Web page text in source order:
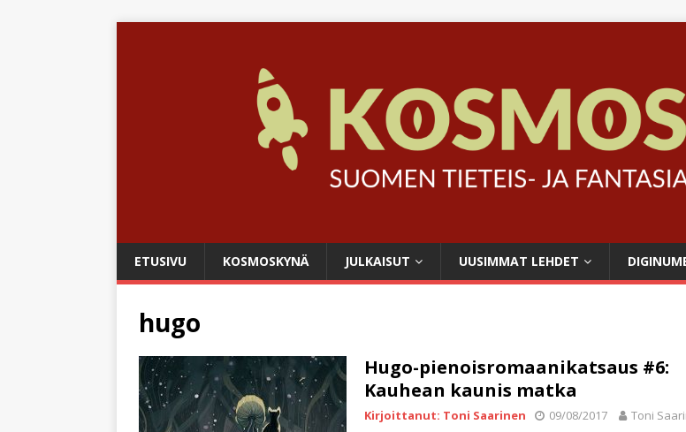
ETUSIVU KOSMOSKYNÄ JULKAISUT UUSIMMAT LEHDET
hugo
Hugo-pienoisromaanikatsaus #6:
Kauhean kaunis matka
Kirjoittanut: Toni Saarinen 09/08/2017 Toni